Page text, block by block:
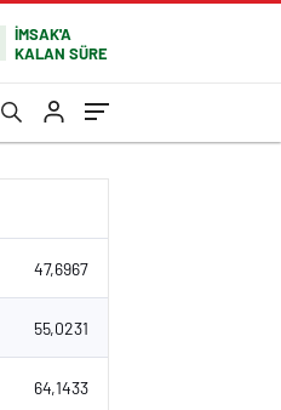
İMSAK'A
KALAN SÜRE
47,6967
55,0231
64,1433